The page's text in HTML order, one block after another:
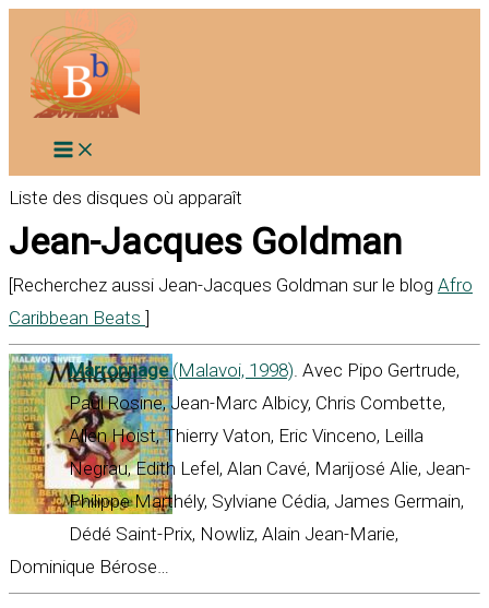
contenu
Liste des disques où apparaît
Jean-Jacques Goldman
[Recherchez aussi Jean-Jacques Goldman sur le blog Afro
Caribbean Beats ]
Marronnage(Malavoi, 1998). Avec Pipo Gertrude,
Paul Rosine, Jean-Marc Albicy, Chris Combette,
Allen Hoist, Thierry Vaton, Eric Vinceno, Leilla
Negrau, Edith Lefel, Alan Cavé, Marijosé Alie, Jean-
Philippe Marthély, Sylviane Cédia, James Germain,
Dédé Saint-Prix, Nowliz, Alain Jean-Marie,
Dominique Bérose…